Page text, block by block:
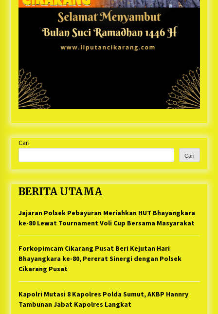
Cari
Cari
BERITA UTAMA
Jajaran Polsek Pebayuran Meriahkan HUT Bhayangkara
ke-80 Lewat Tournament Voli Cup Bersama Masyarakat
Forkopimcam Cikarang Pusat Beri Kejutan Hari
Bhayangkara ke-80, Pererat Sinergi dengan Polsek
Cikarang Pusat
Kapolri Mutasi 8 Kapolres Polda Sumut, AKBP Hannry
Tambunan Jabat Kapolres Langkat